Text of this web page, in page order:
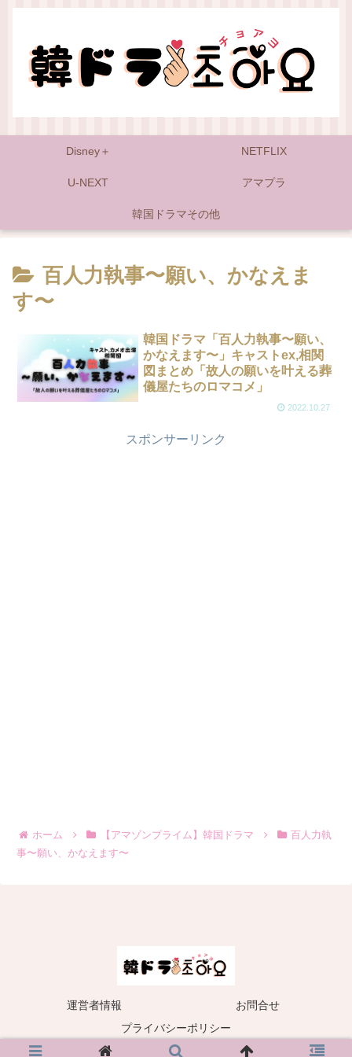
Disney＋ NETFLIX
U-NEXT アマプラ
韓国ドラマその他
百人力執事〜願い、かなえま
す〜
韓国ドラマ「百人力執事〜願い、
かなえます〜」キャストex,相関
図まとめ「故人の願いを叶える葬
儀屋たちのロマコメ」
2022.10.27
スポンサーリンク
ホーム 【アマゾンプライム】韓国ドラマ
百人力執
事〜願い、かなえます〜
運営者情報
お問合せ
プライバシーポリシー